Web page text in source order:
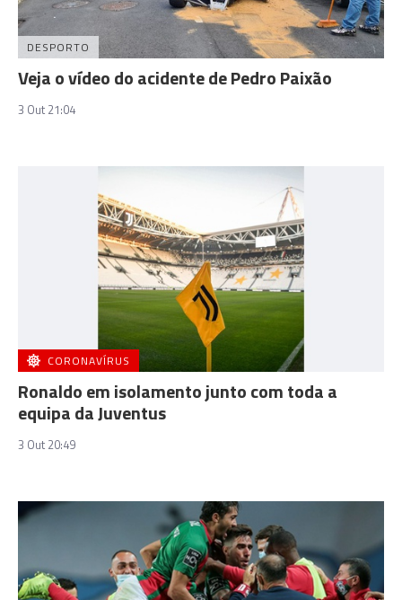
DESPORTO
Veja o vídeo do acidente de Pedro Paixão
3 Out 21:04
CORONAVÍRUS
Ronaldo em isolamento junto com toda a
equipa da Juventus
3 Out 20:49